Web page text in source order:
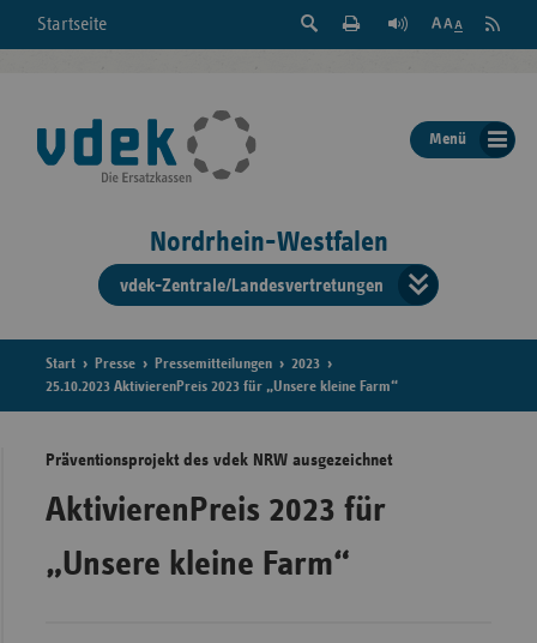
Startseite
Suche
der
Seite
Feed
Menü
Nordrhein-Westfalen
vdek-Zentrale/Landesvertretungen
der
Start Presse Pressemitteilungen
2023
25.10.2023 AktivierenPreis 2023 für „Unsere kleine Farm“
Präventionsprojekt des vdek NRW ausgezeichnet
AktivierenPreis 2023 für
„Unsere kleine Farm“